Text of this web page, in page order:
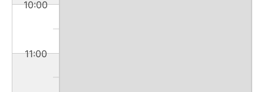
10:00
11:00